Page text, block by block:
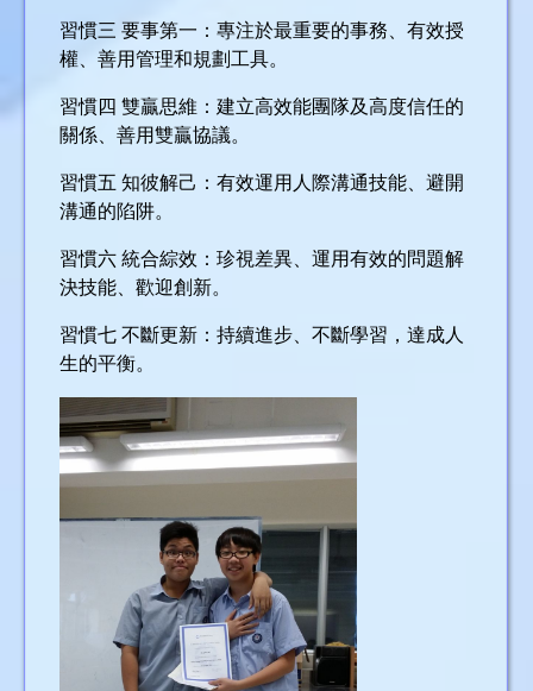
習慣三 要事第一：專注於最重要的事務、有效授
權、善用管理和規劃工具。
習慣四 雙贏思維：建立高效能團隊及高度信任的
關係、善用雙贏協議。
習慣五 知彼解己：有效運用人際溝通技能、避開
溝通的陷阱。
習慣六 統合綜效：珍視差異、運用有效的問題解
決技能、歡迎創新。
習慣七 不斷更新：持續進步、不斷學習，達成人
生的平衡。